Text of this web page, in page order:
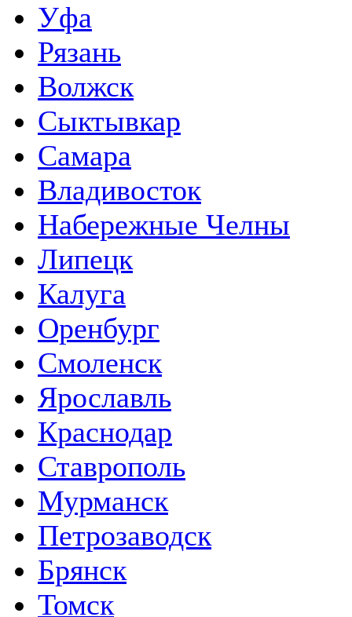
Уфа
Рязань
Волжск
Сыктывкар
Самара
Владивосток
Набережные Челны
Липецк
Калуга
Оренбург
Смоленск
Ярославль
Краснодар
Ставрополь
Мурманск
Петрозаводск
Брянск
Томск